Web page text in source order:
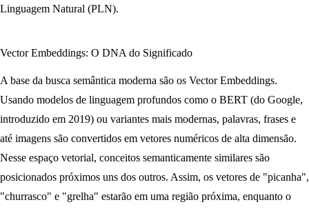
Linguagem Natural (PLN).
Vector Embeddings: O DNA do Significado
A base da busca semântica moderna são os Vector Embeddings.
Usando modelos de linguagem profundos como o BERT (do Google,
introduzido em 2019) ou variantes mais modernas, palavras, frases e
até imagens são convertidos em vetores numéricos de alta dimensão.
Nesse espaço vetorial, conceitos semanticamente similares são
posicionados próximos uns dos outros. Assim, os vetores de "picanha",
"churrasco" e "grelha" estarão em uma região próxima, enquanto o